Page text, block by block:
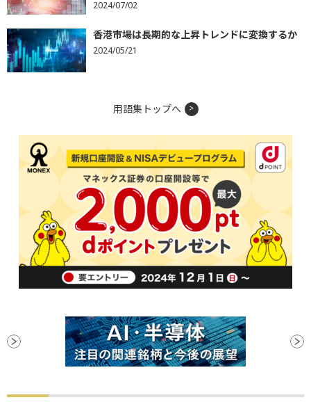
2024/07/02
香港市場は長期的な上昇トレンドに変換するか
2024/05/21
用語集トップへ